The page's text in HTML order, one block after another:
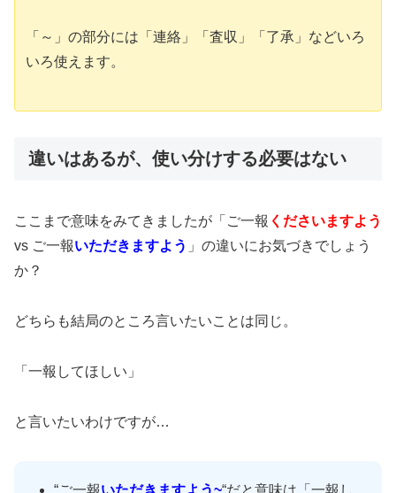
「～」の部分には「連絡」「査収」「了承」などいろ
いろ使えます。
違いはあるが、使い分けする必要はない
ここまで意味をみてきましたが「ご一報 くださいますよう
vs ご一報いただきますよう 」の違いにお気づきでしょう
か？
どちらも結局のところ言いたいことは同じ。
「一報してほしい」
と言いたいわけですが…
“ご一報いただきますよう~“だと意味は「一報し